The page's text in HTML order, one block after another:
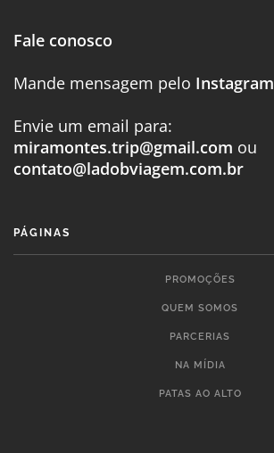
Fale conosco
Mande mensagem pelo Instagram
Envie um email para:
miramontes.trip@gmail.com ou
contato@ladobviagem.com.br
PÁGINAS
PROMOÇÕES
QUEM SOMOS
PARCERIAS
NA MÍDIA
PATAS AO ALTO